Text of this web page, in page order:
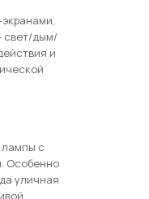
свет/дым/
и
с
Особенно
уличная